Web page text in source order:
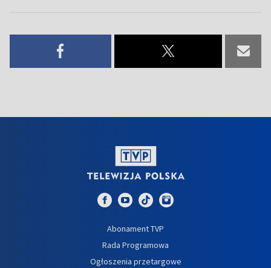
Abonament TVP
Rada Programowa
Ogłoszenia przetargowe